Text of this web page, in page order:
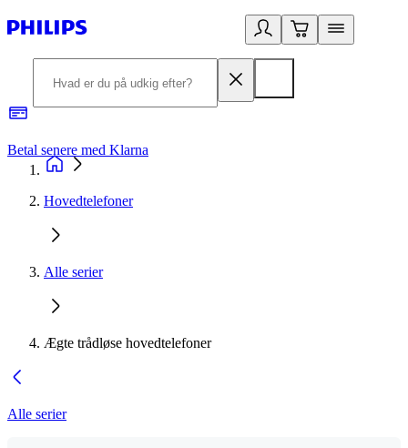
Betal senere med Klarna
Hovedtelefoner
Alle serier
Ægte trådløse hovedtelefoner
Alle serier